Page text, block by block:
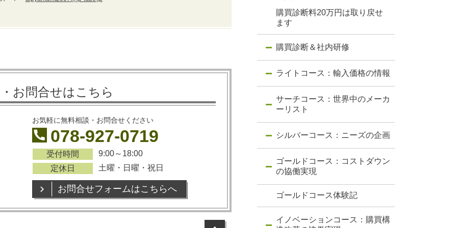
お問合せはこちら
お気軽に無料相談・お問合せください
078-927-0719
受付時間
9:00～18:00
定休日
土曜・日曜・祝日
お問合せフォームはこちらへ
購買診断料20万円は取り戻せ
ます
購買診断＆社内研修
ライトコース：輸入価格の情報
サーチコース：世界中のメーカ
ーリスト
シルバーコース：ニーズの企画
ゴールドコース：コストダウン
の協働実現
ゴールドコース体験記
イノベーションコース：購買構